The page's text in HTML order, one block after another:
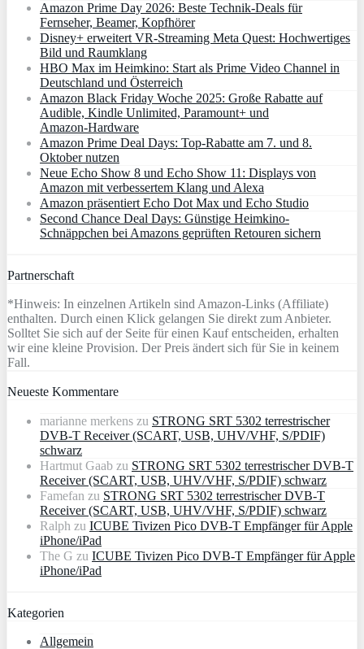
Amazon Prime Day 2026: Beste Technik-Deals für
Fernseher, Beamer, Kopfhörer
Disney+ erweitert VR‑Streaming Meta Quest: Hochwertiges
Bild und Raumklang
HBO Max im Heimkino: Start als Prime Video Channel in
Deutschland und Österreich
Amazon Black Friday Woche 2025: Große Rabatte auf
Audible, Kindle Unlimited, Paramount+ und
Amazon‑Hardware
Amazon Prime Deal Days: Top-Rabatte am 7. und 8.
Oktober nutzen
Neue Echo Show 8 und Echo Show 11: Displays von
Amazon mit verbessertem Klang und Alexa
Amazon präsentiert Echo Dot Max und Echo Studio
Second Chance Deal Days: Günstige Heimkino-
Schnäppchen bei Amazons geprüften Retouren sichern
Partnerschaft
*Hinweis: In einzelnen Artikeln sind Amazon-Links (Affiliate)
enthalten. Durch einen Klick gelangen Sie direkt zum Anbieter.
Solltet Sie sich auf der Seite für einen Kauf entscheiden, erhalten
wir eine kleine Provision. Der Preis ändert sich für Sie in keinem
Fall.
Neueste Kommentare
marianne merkens zu STRONG SRT 5302 terrestrischer
DVB-T Receiver (SCART, USB, UHV/VHF, S/PDIF)
schwarz
Hartmut Gaab zu STRONG SRT 5302 terrestrischer DVB-T
Receiver (SCART, USB, UHV/VHF, S/PDIF) schwarz
Famefan zu STRONG SRT 5302 terrestrischer DVB-T
Receiver (SCART, USB, UHV/VHF, S/PDIF) schwarz
Ralph zu ICUBE Tivizen Pico DVB-T Empfänger für Apple
iPhone/iPad
The G zu ICUBE Tivizen Pico DVB-T Empfänger für Apple
iPhone/iPad
Kategorien
Allgemein